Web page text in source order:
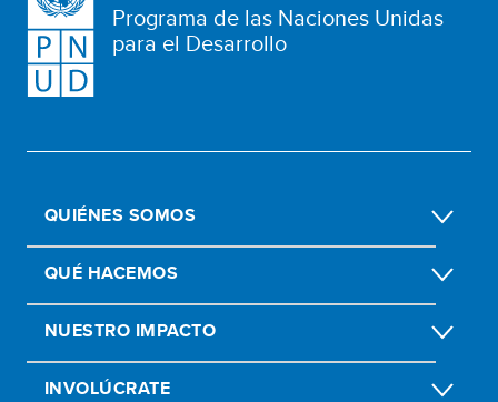
Programa de las Naciones Unidas
para el Desarrollo
QUIÉNES SOMOS
QUÉ HACEMOS
NUESTRO IMPACTO
INVOLÚCRATE